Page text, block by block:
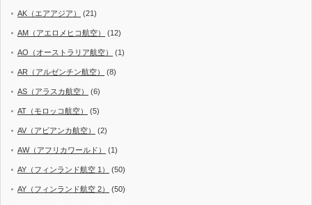
AK（エアアジア） (21)
AM（アエロメヒコ航空） (12)
AO（オーストラリア航空） (1)
AR（アルゼンチン航空） (8)
AS（アラスカ航空） (6)
AT（モロッコ航空） (5)
AV（アビアンカ航空） (2)
AW（アフリカワールド） (1)
AY（フィンランド航空 1） (50)
AY（フィンランド航空 2） (50)